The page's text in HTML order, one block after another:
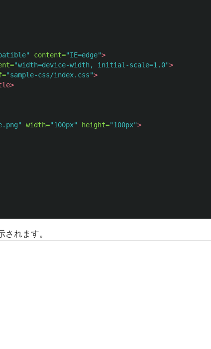
content="IE=edge">
"width=device-width, initial-scale=1.0">
"sample-css/index.css">
width="100px" height="100px">
れます。